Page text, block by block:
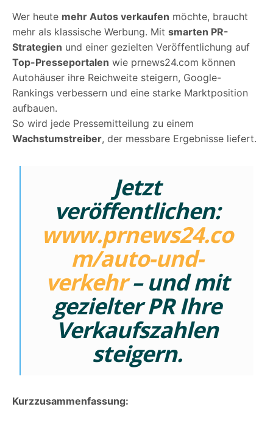
Wer heute mehr Autos verkaufen möchte, braucht
mehr als klassische Werbung. Mit smarten PR-
Strategien und einer gezielten Veröffentlichung auf
Top-Presseportalen wie prnews24.com können
Autohäuser ihre Reichweite steigern, Google-
Rankings verbessern und eine starke Marktposition
aufbauen.
So wird jede Pressemitteilung zu einem
Wachstumstreiber, der messbare Ergebnisse liefert.
Jetzt
veröffentlichen:
www.prnews24.co
m/auto-und-
verkehr– und mit
gezielter PR Ihre
Verkaufszahlen
steigern.
Kurzzusammenfassung: